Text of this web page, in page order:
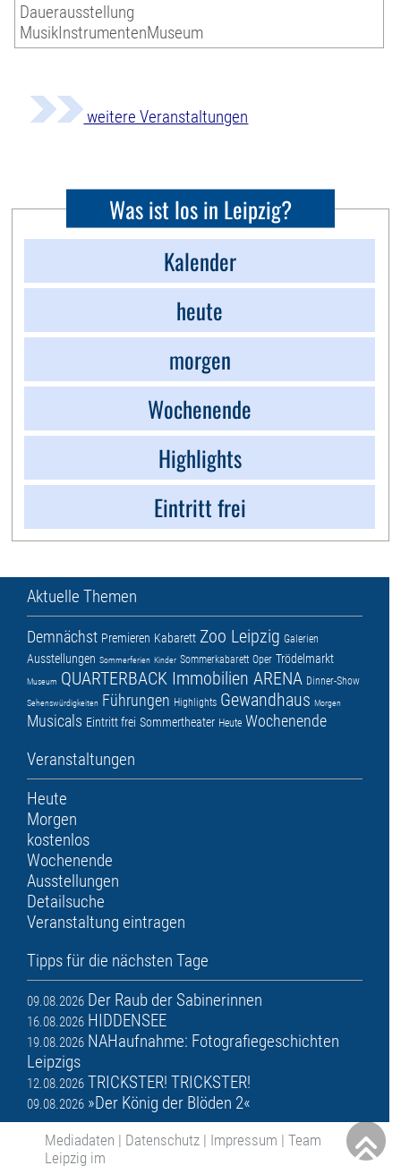
Dauerausstellung
MusikInstrumentenMuseum
weitere Veranstaltungen
Was ist los in Leipzig?
Kalender
heute
morgen
Wochenende
Highlights
Eintritt frei
Aktuelle Themen
Demnächst Premieren Kabarett Zoo Leipzig Galerien
Ausstellungen Sommerferien Kinder Sommerkabarett Oper Trödelmarkt
Museum QUARTERBACK Immobilien ARENA Dinner-Show
Sehenswürdigkeiten Führungen Highlights Gewandhaus Morgen
Musicals Eintritt frei Sommertheater Heute Wochenende
Veranstaltungen
Heute
Morgen
kostenlos
Wochenende
Ausstellungen
Detailsuche
Veranstaltung eintragen
Tipps für die nächsten Tage
09.08.2026 Der Raub der Sabinerinnen
16.08.2026 HIDDENSEE
19.08.2026 NAHaufnahme: Fotografiegeschichten
Leipzigs
12.08.2026 TRICKSTER! TRICKSTER!
09.08.2026 »Der König der Blöden 2«
Mediadaten | Datenschutz | Impressum | Team
Leipzig im